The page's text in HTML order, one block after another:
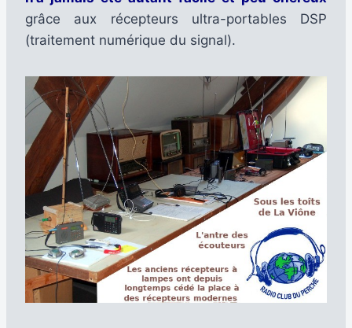
grâce aux récepteurs ultra-portables DSP
(traitement numérique du signal).